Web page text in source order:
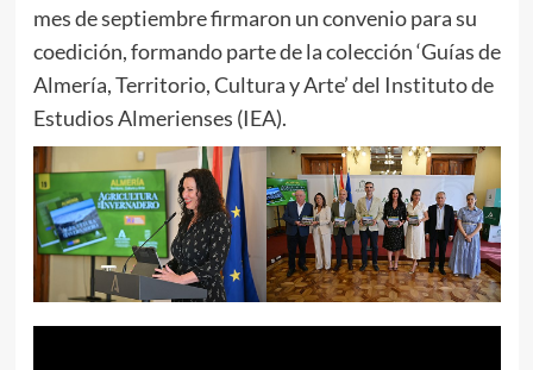
mes de septiembre firmaron un convenio para su
coedición, formando parte de la colección ‘Guías de
Almería, Territorio, Cultura y Arte’ del Instituto de
Estudios Almerienses (IEA).